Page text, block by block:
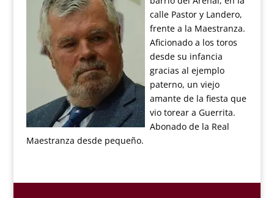
calle Pastor y Landero,
frente a la Maestranza.
Aficionado a los toros
desde su infancia
gracias al ejemplo
paterno, un viejo
amante de la fiesta que
vio torear a Guerrita.
Abonado de la Real
Maestranza desde pequeño.